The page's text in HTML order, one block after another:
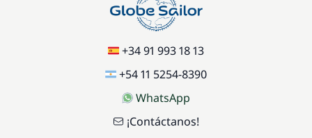
+34 91 993 18 13
+54 11 5254-8390
WhatsApp
¡Contáctanos!